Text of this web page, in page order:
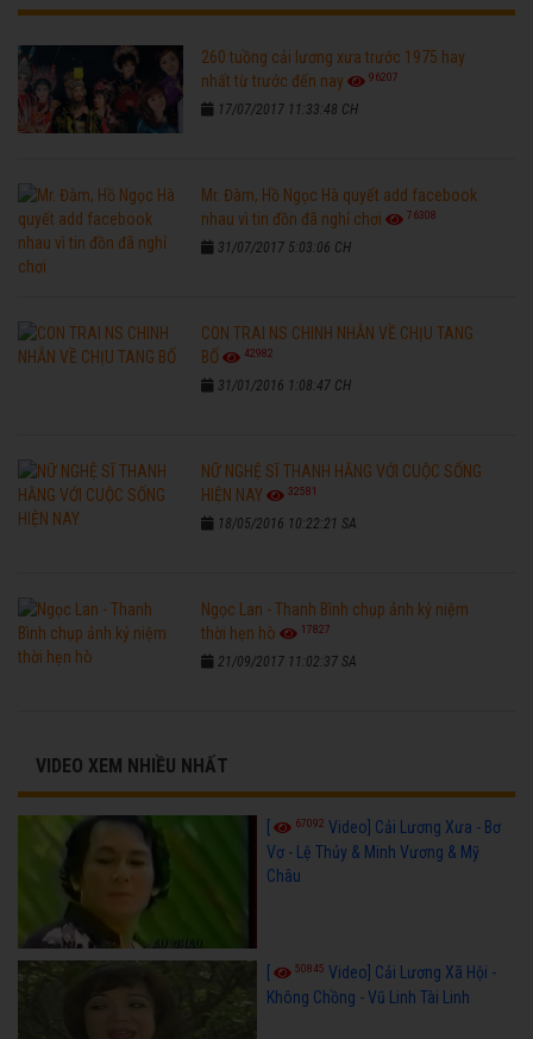
260 tuồng cải lương xưa trước 1975 hay
nhất từ trước đến nay
96207
17/07/2017 11:33:48 CH
Mr. Đàm, Hồ Ngọc Hà quyết add facebook
nhau vì tin đồn đã nghỉ chơi
76308
31/07/2017 5:03:06 CH
CON TRAI NS CHINH NHẪN VỀ CHỊU TANG
BỐ
42982
31/01/2016 1:08:47 CH
NỮ NGHỆ SĨ THANH HẰNG VỚI CUỘC SỐNG
HIỆN NAY
32581
18/05/2016 10:22:21 SA
Ngọc Lan - Thanh Bình chụp ảnh kỷ niệm
thời hẹn hò
17827
21/09/2017 11:02:37 SA
VIDEO XEM NHIỀU NHẤT
[ 67092 Video] Cải Lương Xưa - Bơ
Vơ - Lệ Thủy & Minh Vương & Mỹ
Châu
50845 Video] Cải Lương Xã Hội -
Không Chồng - Vũ Linh Tài Linh